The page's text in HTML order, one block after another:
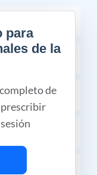
para
de la
de
prescribir